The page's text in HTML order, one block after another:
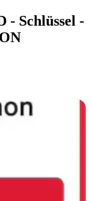
- Schlüssel -